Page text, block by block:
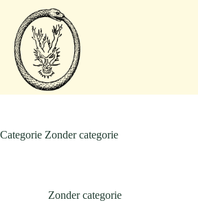
Categorie Zonder categorie
Zonder categorie